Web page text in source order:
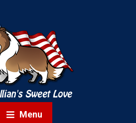
Menu